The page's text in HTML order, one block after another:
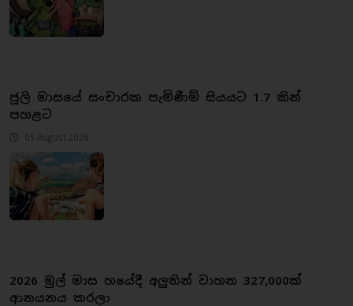
ජූලි මාසයේ සංචාරක පැමිණීම් සියයට 1.7 කින්
පහළට
05 August 2026
2026 මුල් මාස හයේදී අලුතින් වාහන 327,000ක්
ආනයනය කරලා